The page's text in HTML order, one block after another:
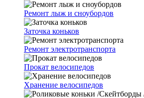
Ремонт лыж и сноубордов
Заточка коньков
Ремонт электротранспорта
Прокат велосипедов
Хранение велосипедов